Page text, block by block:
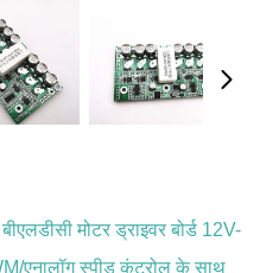
मोटर ड्राइवर बोर्ड 12V-
एनालॉग स्पीड कंट्रोल के साथ